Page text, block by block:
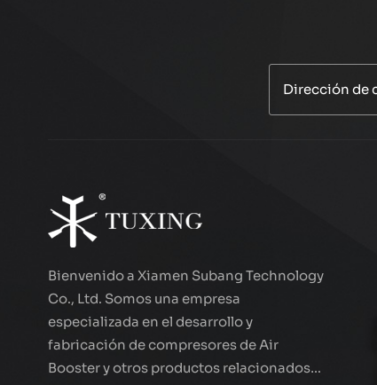
Bienvenido a Xiamen Subang Technology
Co., Ltd. Somos una empresa
especializada en el desarrollo y
fabricación de compresores de Air
Booster y otros productos relacionados